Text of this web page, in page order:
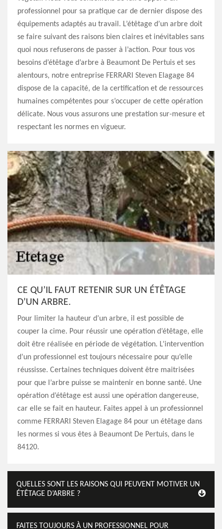
professionnel pour sa pratique car de dernier dispose des
équipements adaptés au travail. L’étêtage d’un arbre doit
se faire suivant des raisons bien claires et inévitables sans
quoi nous refuserons de passer à l’action. Pour tous vos
besoins d’étêtage d’arbre à Beaumont De Pertuis et ses
alentours, notre entreprise FERRARI Steven Elagage 84
dispose de la capacité, de la certification et de ressources
humaines compétentes pour s’occuper de cette opération
délicate. Nous vous assurons une prestation sur-mesure et
respectant les normes en vigueur.
CE QU’IL FAUT RETENIR SUR UN ÉTÊTAGE
D’UN ARBRE.
Pour limiter la hauteur d’un arbre, il est possible de
couper la cime. Pour réussir une opération d’étêtage, elle
doit être réalisée en période de végétation. L’intervention
d’un professionnel est toujours nécessaire pour qu’elle
réussisse. Certaines techniques doivent être maitrisées
pour que l’arbre puisse se maintenir en bonne santé. Une
opération d’étêtage est aussi une opération dangereuse,
car elle se fait en hauteur. Faites appel à un professionnel
comme FERRARI Steven Elagage 84 pour un étêtage dans
les normes si vous êtes à Beaumont De Pertuis, dans le
84120.
QUELLES SONT LES RAISONS QUI PEUVENT MOTIVER UN
ÉTÊTAGE D’ARBRE ?
FAITES TOUJOURS À UN PROFESSIONNEL POUR